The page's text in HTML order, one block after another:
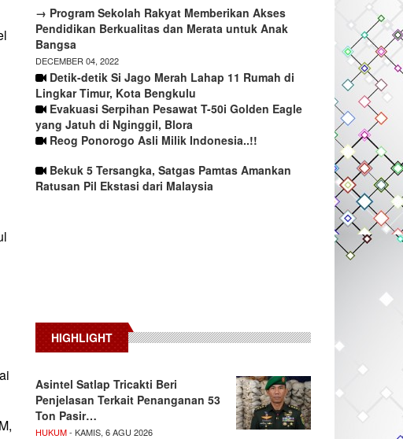
→ Program Sekolah Rakyat Memberikan Akses
Pendidikan Berkualitas dan Merata untuk Anak
Bangsa
DECEMBER 04, 2022
Detik-detik Si Jago Merah Lahap 11 Rumah di
Lingkar Timur, Kota Bengkulu
Evakuasi Serpihan Pesawat T-50i Golden Eagle
yang Jatuh di Nginggil, Blora
Reog Ponorogo Asli Milik Indonesia..!!
Bekuk 5 Tersangka, Satgas Pamtas Amankan
Ratusan Pil Ekstasi dari Malaysia
HIGHLIGHT
Asintel Satlap Tricakti Beri
Penjelasan Terkait Penanganan 53
Ton Pasir…
HUKUM- KAMIS, 6 AGU 2026